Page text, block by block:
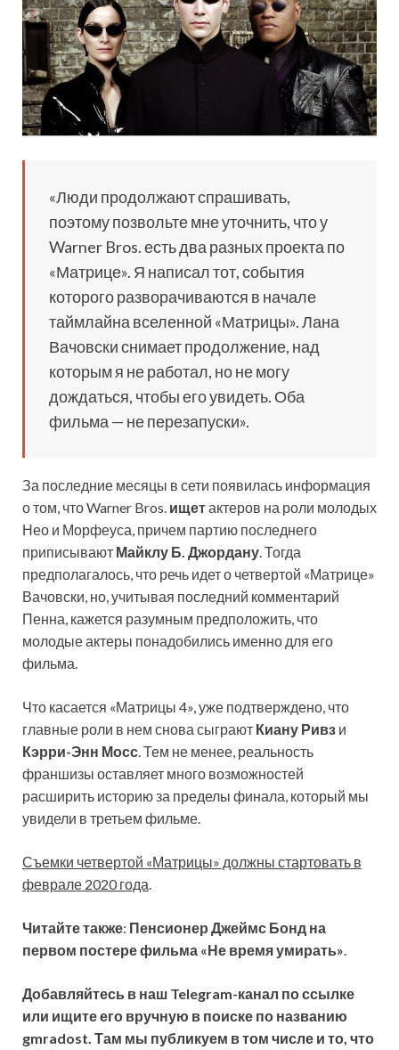
«Люди продолжают спрашивать,
поэтому позвольте мне уточнить, что у
Warner Bros. есть два разных проекта по
«Матрице». Я написал тот, события
которого разворачиваются в начале
таймлайна вселенной «Матрицы». Лана
Вачовски снимает продолжение, над
которым я не работал, но не могу
дождаться, чтобы его увидеть. Оба
фильма — не перезапуски».
За последние месяцы в сети появилась информация
о том, что Warner Bros. ищетактеров на роли молодых
Нео и Морфеуса, причем партию последнего
приписывают Майклу Б. Джордану. Тогда
предполагалось, что речь идет о четвертой «Матрице»
Вачовски, но, учитывая последний комментарий
Пенна, кажется разумным предположить, что
молодые актеры понадобились именно для его
фильма.
Что касается «Матрицы 4», уже подтверждено, что
главные роли в нем снова сыграют Киану Ривз и
Кэрри-Энн Мосс. Тем не менее, реальность
франшизы оставляет много возможностей
расширить историю за пределы финала, который мы
увидели в третьем фильме.
Съемки четвертой «Матрицы» должны стартовать в
феврале 2020 года.
Читайте также: Пенсионер Джеймс Бонд на
первом постере фильма «Не время умирать».
Добавляйтесь в наш Telegram-канал по ссылке
или ищите его вручную в поиске по названию
gmradost. Там мы публикуем в том числе и то, что